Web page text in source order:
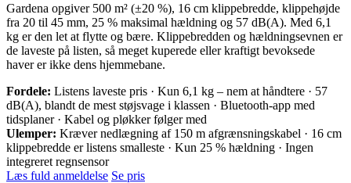
Gardena opgiver 500 m² (±20 %), 16 cm klippebredde, klippehøjde
fra 20 til 45 mm, 25 % maksimal hældning og 57 dB(A). Med 6,1
kg er den let at flytte og bære. Klippebredden og hældningsevnen er
de laveste på listen, så meget kuperede eller kraftigt bevoksede
haver er ikke dens hjemmebane.
Fordele: Listens laveste pris · Kun 6,1 kg – nem at håndtere · 57
dB(A), blandt de mest støjsvage i klassen · Bluetooth-app med
tidsplaner · Kabel og pløkker følger med
Ulemper: Kræver nedlægning af 150 m afgrænsningskabel · 16 cm
klippebredde er listens smalleste · Kun 25 % hældning · Ingen
integreret regnsensor
Læs fuld anmeldelse Se pris